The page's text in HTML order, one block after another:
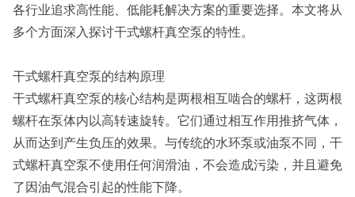
各行业追求高性能、低能耗解决方案的重要选择。本文将从
多个方面深入探讨干式螺杆真空泵的特性。
干式螺杆真空泵的结构原理
干式螺杆真空泵的核心结构是两根相互啮合的螺杆，这两根
螺杆在泵体内以高转速旋转。它们通过相互作用推挤气体，
从而达到产生负压的效果。与传统的水环泵或油泵不同，干
式螺杆真空泵不使用任何润滑油，不会造成污染，并且避免
了因油气混合引起的性能下降。